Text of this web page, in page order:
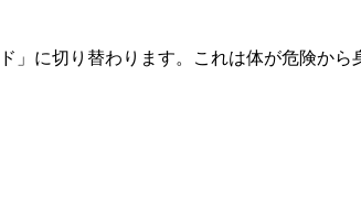
」に切り替わります。これは体が危険から